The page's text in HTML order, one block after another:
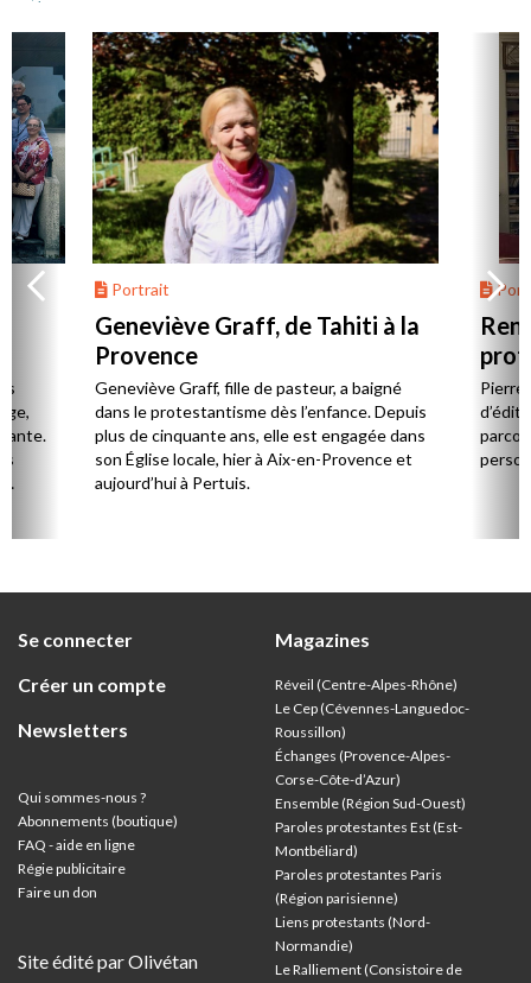
Portrait
Geneviève Graff, de Tahiti à la
Provence
Geneviève Graff, fille de pasteur, a baigné
dans le protestantisme dès l’enfance. Depuis
plus de cinquante ans, elle est engagée dans
son Église locale, hier à Aix-en-Provence et
aujourd’hui à Pertuis.
Se connecter
Créer un compte
Newsletters
Qui sommes-nous ?
Abonnements (boutique)
FAQ - aide en ligne
Régie publicitaire
Faire un don
Site édité par Olivétan
Magazines
Réveil (Centre-Alpes-Rhône)
Le Cep (Cévennes-Languedoc-
Roussillon)
Échanges (Provence-Alpes-
Corse-Côte-d’Azur)
Ensemble (Région Sud-Ouest)
Paroles protestantes Est (Est-
Montbéliard)
Paroles protestantes Paris
(Région parisienne)
Liens protestants (Nord-
Normandie)
Le Ralliement (Consistoire de